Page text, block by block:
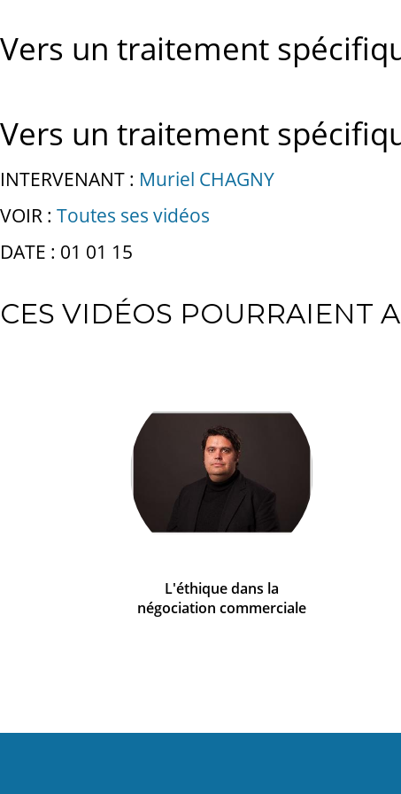
Vers un traitement
Vers un traitement
INTERVENANT : Muriel CHAGNY
VOIR : Toutes ses vidéos
DATE : 01 01 15
CES VIDÉOS POURRAIENT
L'éthique dans la
négociation commerciale